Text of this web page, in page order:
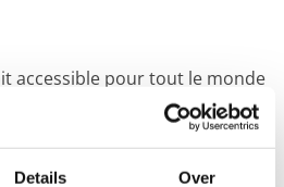
Details Over
accessible pour tout le monde
celui-ci soit placé sur un...